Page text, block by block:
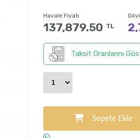
Havale Fiyatı
137,879.50 TL
Taksit Oranlarını
Sepete Ekle